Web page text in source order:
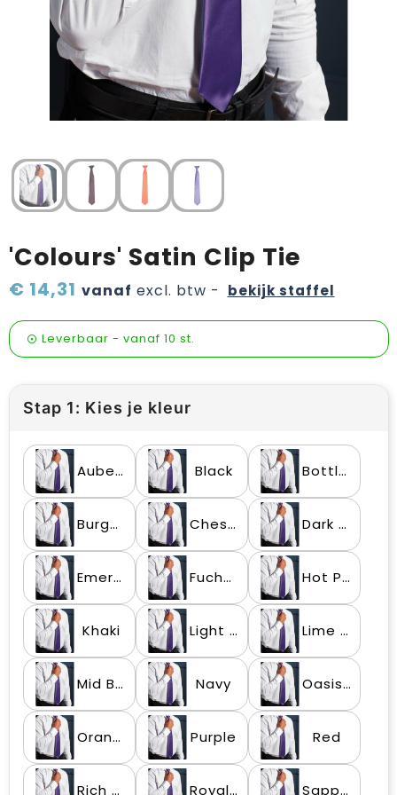
Verzorging & welness
Onderweg
Pasen
Sinterklaas artikelen
Valentijn
Wijn, bier en proeverij
Zomerpakketten
'Colours' Satin Clip Tie
€ 14,31 vanaf excl. btw - bekijk staffel
Leverbaar - vanaf 10 st.
Stap 1: Kies je kleur
Aubergine Black Bottle Green
Burgundy Chestnut Dark Grey
Emerald Fuchsia Hot Pink
Khaki Light Blue Lime Green
Mid Blue Navy Oasis Green
Orange Purple Red
Rich Violet Royal Blue Sapphire Blue